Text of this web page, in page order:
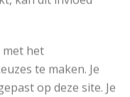
met het
te maken. Je
op deze site. Je